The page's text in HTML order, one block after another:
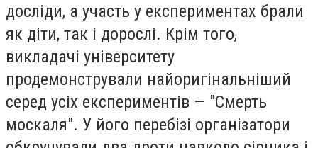
досліди, а участь у експериментах брали
як діти, так і дорослі. Крім того,
викладачі університету
продемонстрували найоригінальніший
серед усіх експериментів — "Смерть
москаля". У його перебізі організатори